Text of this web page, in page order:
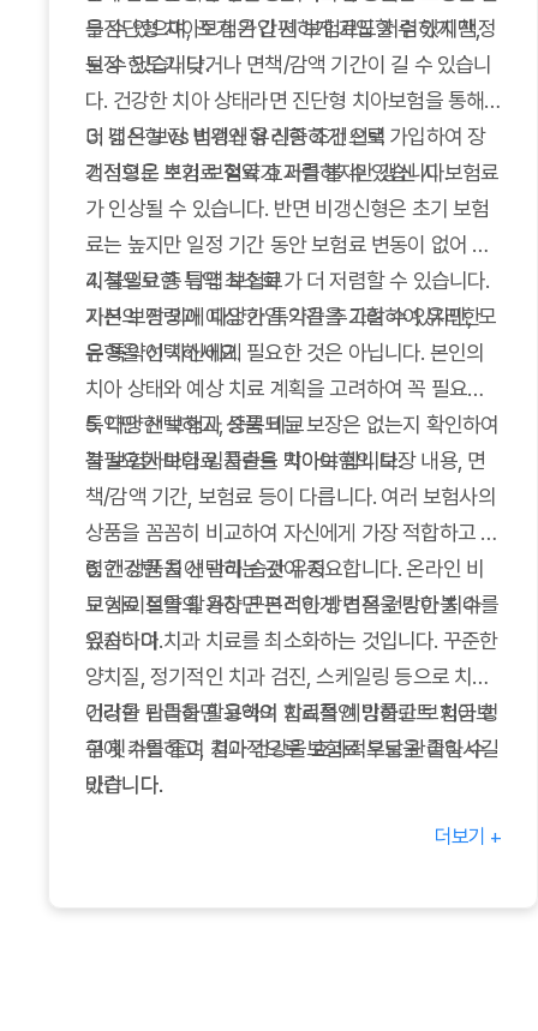
여러 보험사의 상품을 비교하여 동일한 보장 내용이
라도 더 합리적인 보험료를 제공하는 곳을 선택하는
것이 현명합니다. 온라인 비교 서비스를 활용하면
편리하게 여러 상품을 비교할 수 있습니다.
을 수 있으며, 조기 가입 시 보험료도 저렴하게 책정
될 수 있습니다.
무진단형 치아보험은 간편하게 가입할 수 있지만,
보장 한도가 낮거나 면책/감액 기간이 길 수 있습니
다. 건강한 치아 상태라면 진단형 치아보험을 통해
더 넓은 보장 범위와 유리한 조건으로 가입하여 장
기적으로 보험료 절약 효과를 볼 수 있습니다.
3. 갱신형 vs 비갱신형 신중하게 선택
갱신형은 초기 보험료가 저렴하지만 갱신 시 보험료
가 인상될 수 있습니다. 반면 비갱신형은 초기 보험
료는 높지만 일정 기간 동안 보험료 변동이 없어 장
기적으로 총 납입 보험료가 더 저렴할 수 있습니다.
자신의 연령과 예상 가입 기간을 고려하여 유리한
유형을 선택하세요.
4. 불필요한 특약 최소화
기본 보장 외에 다양한 특약을 추가할 수 있지만, 모
든 특약이 자신에게 필요한 것은 아닙니다. 본인의
치아 상태와 예상 치료 계획을 고려하여 꼭 필요한
특약만 선택하고, 중복되는 보장은 없는지 확인하여
불필요한 보험료 지출을 막아야 합니다.
5. 다양한 보험사 상품 비교
각 보험사마다 임플란트 치아보험의 보장 내용, 면
책/감액 기간, 보험료 등이 다릅니다. 여러 보험사의
상품을 꼼꼼히 비교하여 자신에게 가장 적합하고 저
렴한 상품을 선택하는 것이 중요합니다. 온라인 비
교 사이트를 활용하면 편리하게 견적을 받아볼 수
있습니다.
6. 건강한 치아 관리 습관 유지
보험료 절약의 가장 근본적인 방법은 건강한 치아를
유지하여 치과 치료를 최소화하는 것입니다. 꾸준한
양치질, 정기적인 치과 검진, 스케일링 등으로 치아
건강을 관리하면 고액의 치료를 예방하고 보험금 청
구 횟수를 줄여 결과적으로 보험료 부담을 줄일 수
있습니다.
이러한 팁들을 활용하여 합리적인 임플란트 치아보
험에 가입하고, 치아 건강을 효과적으로 관리하시길
바랍니다.
더보기 +